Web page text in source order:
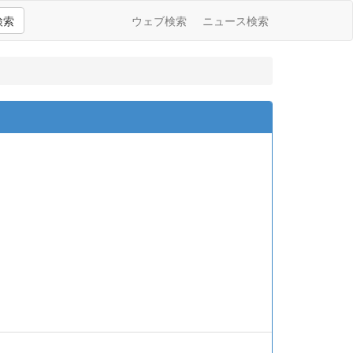
索 ウェブ検索 ニュース検索